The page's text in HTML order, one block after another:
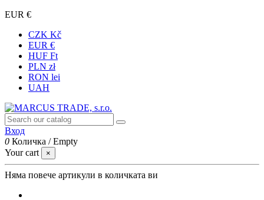
EUR €
CZK Kč
EUR €
HUF Ft
PLN zł
RON lei
UAH
Вход
0 Количка /Empty
Your cart
×
Няма повече артикули в количката ви